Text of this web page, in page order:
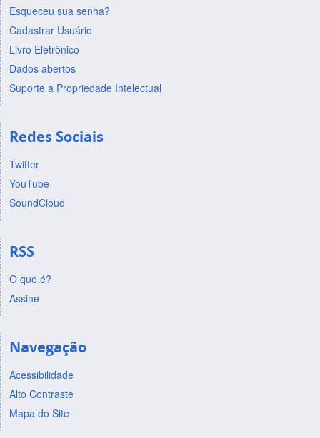
Esqueceu sua senha?
Cadastrar Usuário
Livro Eletrônico
Dados abertos
Suporte a Propriedade Intelectual
Redes Sociais
Twitter
YouTube
SoundCloud
RSS
O que é?
Assine
Navegação
Acessibilidade
Alto Contraste
Mapa do Site